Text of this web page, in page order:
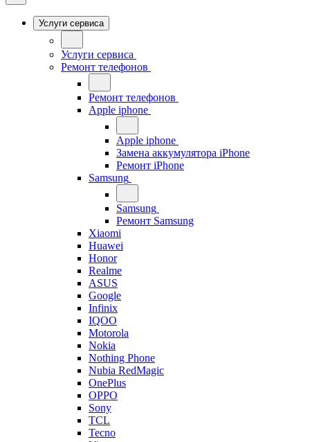
Услуги сервиса
Услуги сервиса
Ремонт телефонов
Ремонт телефонов
Apple iphone
Apple iphone
Замена аккумулятора iPhone
Ремонт iPhone
Samsung
Samsung
Ремонт Samsung
Xiaomi
Huawei
Honor
Realme
ASUS
Google
Infinix
IQOO
Motorola
Nokia
Nothing Phone
Nubia RedMagic
OnePlus
OPPO
Sony
TCL
Tecno